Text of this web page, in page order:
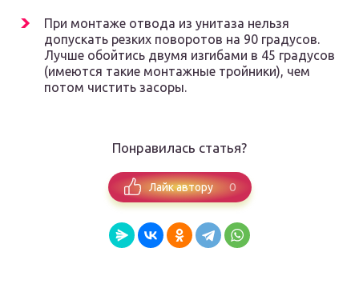
При монтаже отвода из унитаза нельзя
допускать резких поворотов на 90 градусов.
Лучше обойтись двумя изгибами в 45 градусов
(имеются такие монтажные тройники), чем
потом чистить засоры.
Понравилась статья?
Лайк автору 0